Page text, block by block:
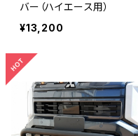
バー（ハイエース用）
¥13,200